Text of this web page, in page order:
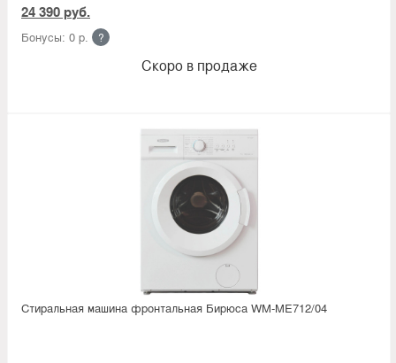
24 390 руб.
Бонусы: 0 р. ?
Скоро в продаже
Стиральная машина фронтальная Бирюса WM-ME712/04